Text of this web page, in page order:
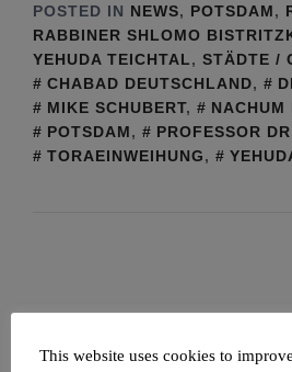
POSTED IN NEWS, POTSDAM,
RABBINER SHLOMO
YEHUDA TEICHTAL, STÄDTE /
CHABAD DEUTSCHLAND,
MIKE SCHUBERT, NACHUM
POTSDAM, PROFESSOR
TORAEINWEIHUNG,
This website uses cookies to